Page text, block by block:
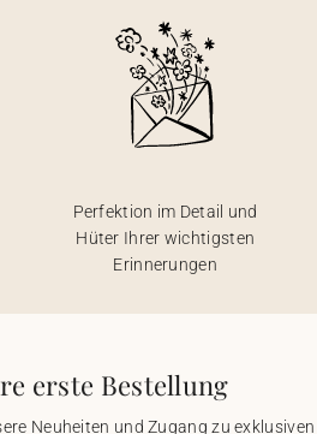
Perfektion im Detail und
Hüter Ihrer wichtigsten
Erinnerungen
erste Bestellung
Neuheiten und Zugang zu